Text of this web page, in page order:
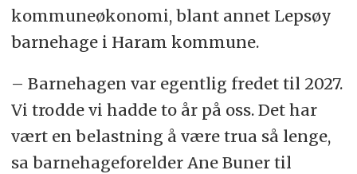
kommuneøkonomi, blant annet Lepsøy
barnehage i Haram kommune.
– Barnehagen var egentlig fredet til 2027.
Vi trodde vi hadde to år på oss. Det har
vært en belastning å være trua så lenge,
sa barnehageforelder Ane Buner til